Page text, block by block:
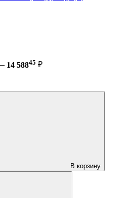
14 58845 ₽
В корзину